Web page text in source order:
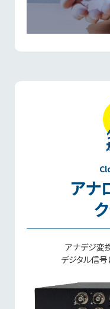
アナ
アナデジ変
デジタル信号